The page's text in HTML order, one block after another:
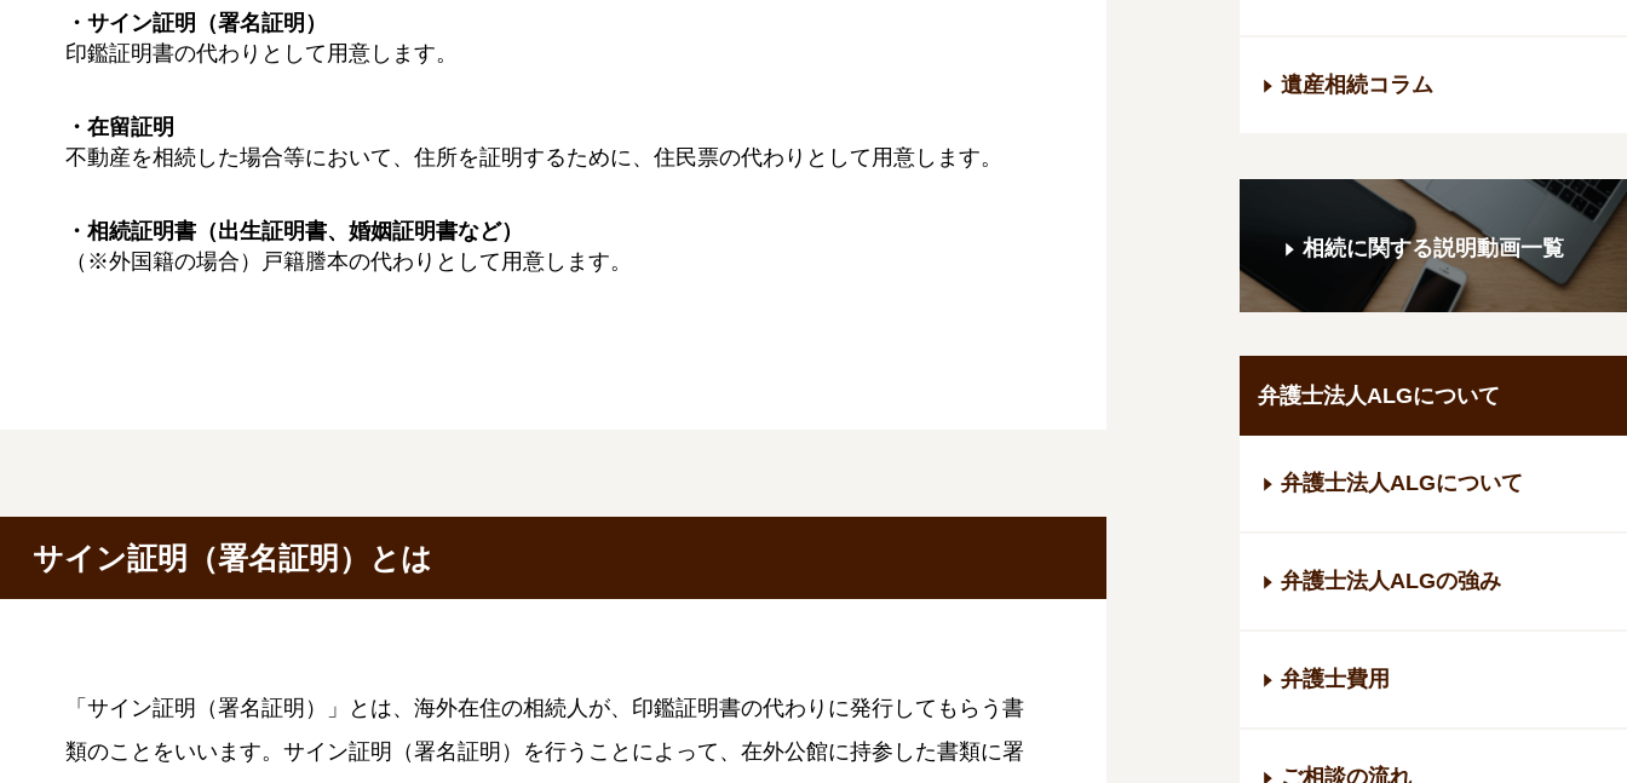
・サイン証明（署名証明）
印鑑証明書の代わりとして用意します。
・在留証明
不動産を相続した場合等において、住所を証明するために、住民票の代わりとして用意します。
・相続証明書（出生証明書、婚姻証明書など）
（※外国籍の場合）戸籍謄本の代わりとして用意します。
サイン証明（署名証明）とは
「サイン証明（署名証明）」とは、海外在住の相続人が、印鑑証明書の代わりに発行してもらう書
類のことをいいます。サイン証明（署名証明）を行うことによって、在外公館に持参した書類に署
遺産相続コラム
相続に関する説明動画一覧
弁護士法人ALGについて
弁護士法人ALGについて
弁護士法人ALGの強み
弁護士費用
ご相談の流れ